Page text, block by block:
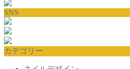
SNS
カテゴリー